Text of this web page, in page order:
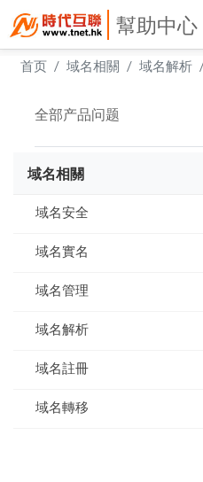
幫助中心
首页 域名相關 域名解析
全部产品问题
域名相關
域名安全
域名使用承諾書
域名指紋
域名實名
如何進行域名實名認證
實名製審核常見問題及解答
域名管理
網域到期刪除規則
域名到期刪除規則
域名如何使用dnssec
域名解析
ddns-go內網穿透 實現動態IP
域名獨立解析API-介面文檔
域名註冊
域名模闆服務協議
域名轉移